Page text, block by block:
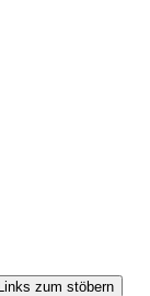
zum stöbern